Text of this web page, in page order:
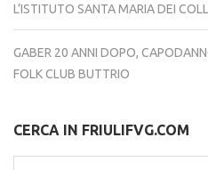
L’ISTITUTO SANTA MARIA DEI
GABER 20 ANNI DOPO,
FOLK CLUB BUTTRIO
CERCA IN FRIULIFVG.COM